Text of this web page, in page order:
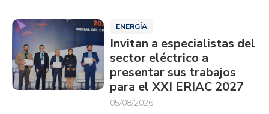
ENERGÍA
Invitan a especialistas del
sector eléctrico a
presentar sus trabajos
para el XXI ERIAC 2027
05/08/2026